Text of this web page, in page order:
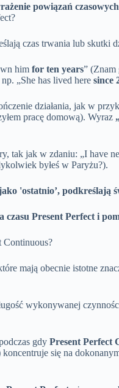
powiązań
czas trwania lub skutki
him for ten years” (Znam
„She has lived here since
działania, jak w
pracę domową). Wyraz
tak jak w zdaniu: „I have
byłeś w Paryżu?).
'ostatnio’, podkreślają
czasu Present Perfect i
Continuous?
mają obecnie istotne
wykonywanej
gdy Present Perfect
się na